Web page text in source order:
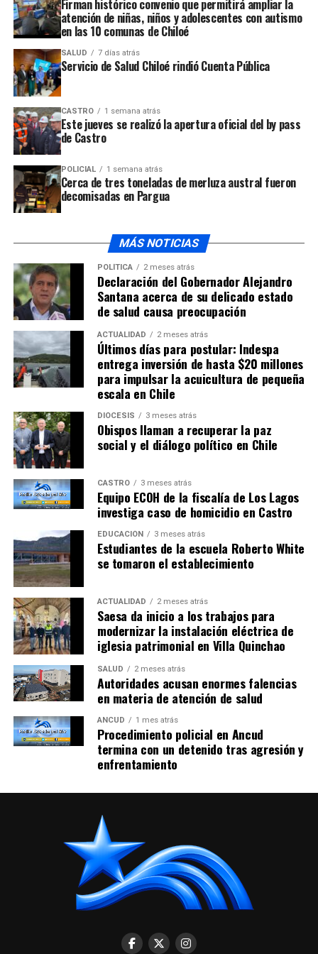
Firman histórico convenio que permitirá ampliar la
atención de niñas, niños y adolescentes con autismo
en las 10 comunas de Chiloé
SALUD 7 días atrás
Servicio de Salud Chiloé rindió Cuenta Pública
CASTRO 1 semana atrás
Este jueves se realizó la apertura oficial del by pass
de Castro
POLICIAL 1 semana atrás
Cerca de tres toneladas de merluza austral fueron
decomisadas en Pargua
MÁS NOTICIAS
POLÍTICA 2 meses atrás
Declaración del Gobernador Alejandro
Santana acerca de su delicado estado
de salud causa preocupación
ACTUALIDAD 2 meses atrás
Últimos días para postular: Indespa
entrega inversión de hasta $20 millones
para impulsar la acuicultura de pequeña
escala en Chile
DIÓCESIS 3 meses atrás
Obispos llaman a recuperar la paz
social y el diálogo político en Chile
CASTRO 3 meses atrás
Equipo ECOH de la fiscalía de Los Lagos
investiga caso de homicidio en Castro
EDUCACIÓN 3 meses atrás
Estudiantes de la escuela Roberto White
se tomaron el establecimiento
ACTUALIDAD 2 meses atrás
Saesa da inicio a los trabajos para
modernizar la instalación eléctrica de
iglesia patrimonial en Villa Quinchao
SALUD 2 meses atrás
Autoridades acusan enormes falencias
en materia de atención de salud
ANCUD 1 mes atrás
Procedimiento policial en Ancud
termina con un detenido tras agresión y
enfrentamiento